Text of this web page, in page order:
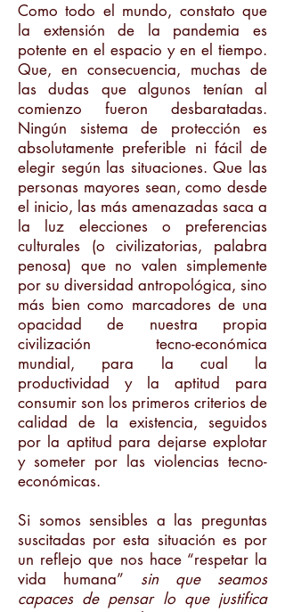
Como todo el mundo, constato que
la extensión de la pandemia es
potente en el espacio y en el tiempo.
Que, en consecuencia, muchas de
las dudas que algunos tenían al
comienzo fueron desbaratadas.
Ningún sistema de protección es
absolutamente preferible ni fácil de
elegir según las situaciones. Que las
personas mayores sean, como desde
el inicio, las más amenazadas saca a
la luz elecciones o preferencias
culturales (o civilizatorias, palabra
penosa) que no valen simplemente
por su diversidad antropológica, sino
más bien como marcadores de una
opacidad de nuestra propia
civilización tecno-económica
mundial, para la cual la
productividad y la aptitud para
consumir son los primeros criterios de
calidad de la existencia, seguidos
por la aptitud para dejarse explotar
y someter por las violencias tecno-
económicas.
Si somos sensibles a las preguntas
suscitadas por esta situación es por
un reflejo que nos hace “respetar la
vida humana” sin que seamos
capaces de pensar lo que justifica